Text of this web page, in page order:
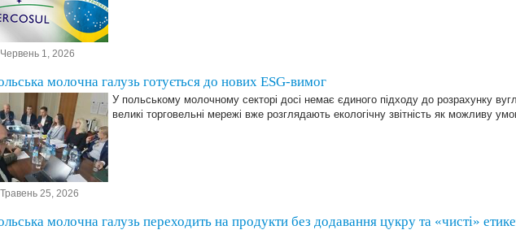
Червень 1, 2026
молочна галузь готується до нових ESG-вимог
У польському молочному секторі досі немає єдиного підходу до розрахунку
великі торговельні мережі вже розглядають екологічну звітність як можливу
Травень 25, 2026
молочна галузь переходить на продукти без додавання цукру та «чисті»